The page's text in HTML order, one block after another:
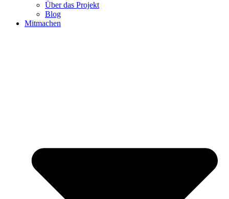
Über das Projekt
Blog
Mitmachen